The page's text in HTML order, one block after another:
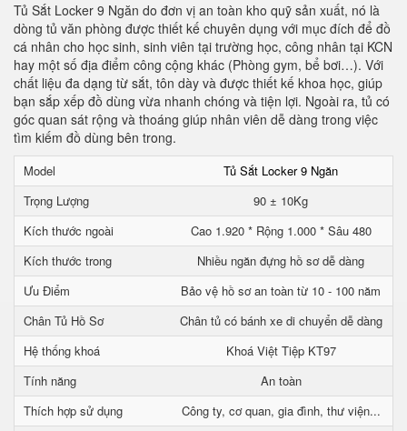
Tủ Sắt Locker 9 Ngăn do đơn vị an toàn kho quỹ sản xuất, nó là
dòng tủ văn phòng được thiết kế chuyên dụng với mục đích để đồ
cá nhân cho học sinh, sinh viên tại trường học, công nhân tại KCN
hay một số địa điểm công cộng khác (Phòng gym, bể bơi…). Với
chất liệu đa dạng từ sắt, tôn dày và được thiết kế khoa học, giúp
bạn sắp xếp đồ dùng vừa nhanh chóng và tiện lợi. Ngoài ra, tủ có
góc quan sát rộng và thoáng giúp nhân viên dễ dàng trong việc
tìm kiếm đồ dùng bên trong.
Model
Tủ Sắt Locker 9 Ngăn
Trọng Lượng
90 ± 10Kg
Kích thước ngoài
Cao 1.920 * Rộng 1.000 * Sâu 480
Kích thước trong
Nhiều ngăn đựng hồ sơ dễ dàng
Ưu Điểm
Bảo vệ hồ sơ an toàn từ 10 - 100 năm
Chân Tủ Hồ Sơ
Chân tủ có bánh xe di chuyển dễ dàng
Hệ thống khoá
Khoá Việt Tiệp KT97
Tính năng
An toàn
Thích hợp sử dụng
Công ty, cơ quan, gia đình, thư viện...